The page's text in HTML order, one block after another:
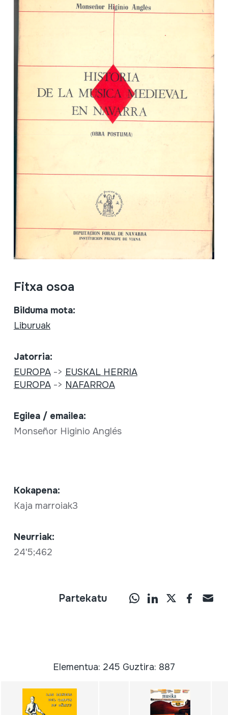
Fitxa osoa
Bilduma mota:
Liburuak
Jatorria:
EUROPA-> EUSKAL HERRIA
EUROPA-> NAFARROA
Egilea / emailea:
Monseñor Higinio Anglés
Kokapena:
Kaja marroiak3
Neurriak:
24'5;462
Partekatu
Elementua: 245 Guztira: 887